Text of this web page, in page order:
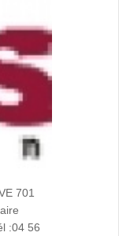
701
:04 56